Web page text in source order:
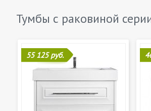
Тумбы с раковиной
55 125 руб.